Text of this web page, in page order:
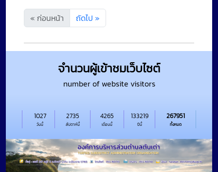
« ก่อนหน้า ถัดไป »
จำนวนผู้เข้าชมเว็บไซต์
number of website visitors
วันนี้
1027
สัปดาห์นี้
2735
เดือนนี้
4265
ปีนี้
133219
ทั้งหมด
267951